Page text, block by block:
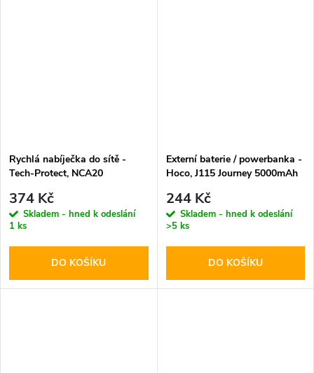
Rychlá nabíječka do sítě -
Tech-Protect, NCA20
kabel
374 Kč
Skladem - hned k odeslání
1 ks
DO KOŠÍKU
Externí baterie / powerbanka -
Hoco, J115 Journey 5000mAh
244 Kč
Skladem - hned k odeslání
>5 ks
DO KOŠÍKU